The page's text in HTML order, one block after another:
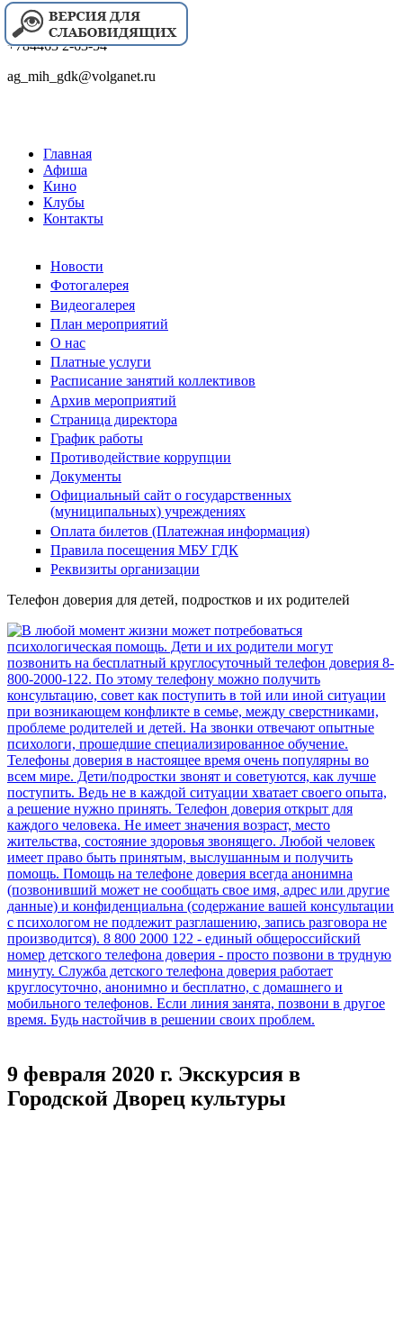
+784463 2-63-54
ag_mih_gdk@volganet.ru
Главная
Афиша
Кино
Клубы
Контакты
Новости
Фотогалерея
Видеогалерея
План мероприятий
О нас
Платные услуги
Расписание занятий коллективов
Архив мероприятий
Страница директора
График работы
Противодействие коррупции
Документы
Официальный сайт о государственных
(муниципальных) учреждениях
Оплата билетов (Платежная информация)
Правила посещения МБУ ГДК
Реквизиты организации
Телефон доверия для детей, подростков и их родителей
9 февраля 2020 г. Экскурсия в
Городской Дворец культуры